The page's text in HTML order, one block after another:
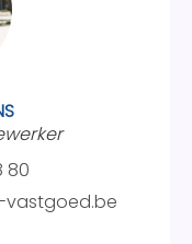
80
vastgoed.be